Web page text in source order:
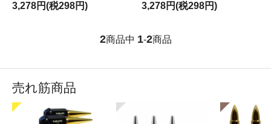
3,278円(税298円)
3,278円(税298円)
2商品中 1-2商品
売れ筋商品